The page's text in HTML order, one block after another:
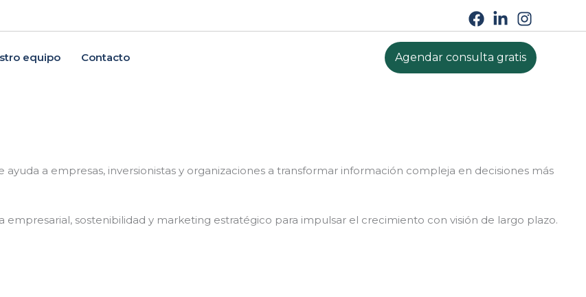
equipo Contacto Agendar consulta gratis
a empresas, inversionistas y organizaciones a transformar información compleja en decisiones más
empresarial, sostenibilidad y marketing estratégico para impulsar el crecimiento con visión de largo plazo.